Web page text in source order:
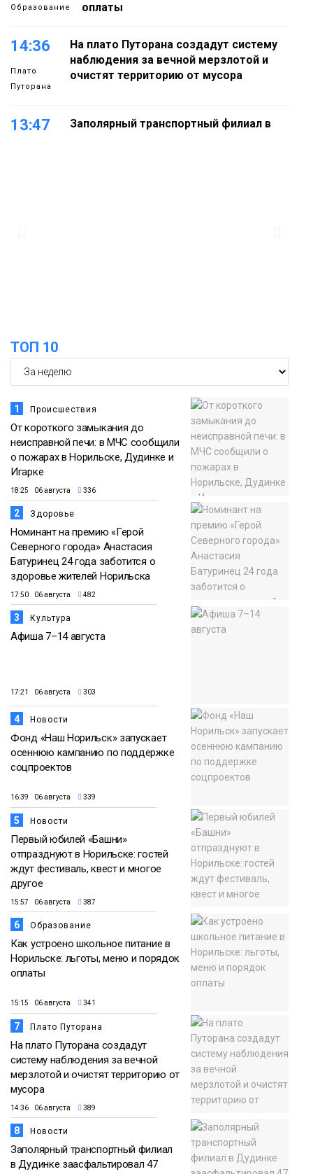
Образование
оплаты
14:36
Плато
Путорана
На плато Путорана создадут систему
наблюдения за вечной мерзлотой и
очистят территорию от мусора
13:47
Заполярный транспортный филиал в
ТОП 10
1 Происшествия
От короткого замыкания до
неисправной печи: в МЧС сообщили
о пожарах в Норильске, Дудинке и
Игарке
18:25 06 августа 336
2 Здоровье
Номинант на премию «Герой
Северного города» Анастасия
Батуринец 24 года заботится о
здоровье жителей Норильска
17:50 06 августа 482
3 Культура
Афиша 7–14 августа
17:21 06 августа 303
4 Новости
Фонд «Наш Норильск» запускает
осеннюю кампанию по поддержке
соцпроектов
16:39 06 августа 339
5 Новости
Первый юбилей «Башни»
отпразднуют в Норильске: гостей
ждут фестиваль, квест и многое
другое
15:57 06 августа 387
6 Образование
Как устроено школьное питание в
Норильске: льготы, меню и порядок
оплаты
15:15 06 августа 341
7 Плато Путорана
На плато Путорана создадут
систему наблюдения за вечной
мерзлотой и очистят территорию от
мусора
14:36 06 августа 389
8 Новости
Заполярный транспортный филиал
в Дудинке заасфальтировал 47